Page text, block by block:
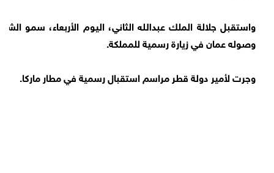
واستقبل جلالة الملك عبدﷲ الثاني، اليوم الأربعاء، سمو
وصوله عمان في زيارة رسمية للمملكة.
وجرت لأمير دولة قطر مراسم استقبال رسمية في مطار ماركا.